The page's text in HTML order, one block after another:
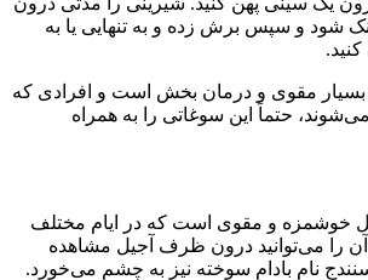
شود و سپس برش زده و به تنهایی یا به
بسیار مقوی و درمان بخش است و افرادی که
حتماً این سوغاتی را به همراه
خوشمزه و مقوی است که در ایام مختلف
آن را می‌توانید درون ظرف آجیل مشاهده
نام بادام سوخته نیز به چشم می‌خورد.